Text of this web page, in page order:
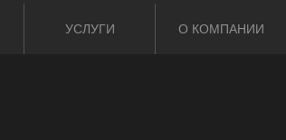
УСЛУГИ О КОМПАНИИ